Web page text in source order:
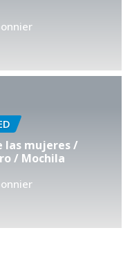
las mujeres /
/ Mochila